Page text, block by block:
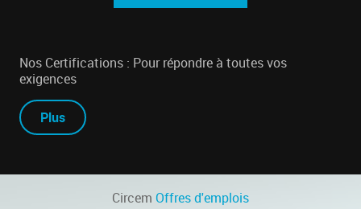
Nos Certifications : Pour répondre à toutes vos
exigences
Plus
Circem Offres d'emplois